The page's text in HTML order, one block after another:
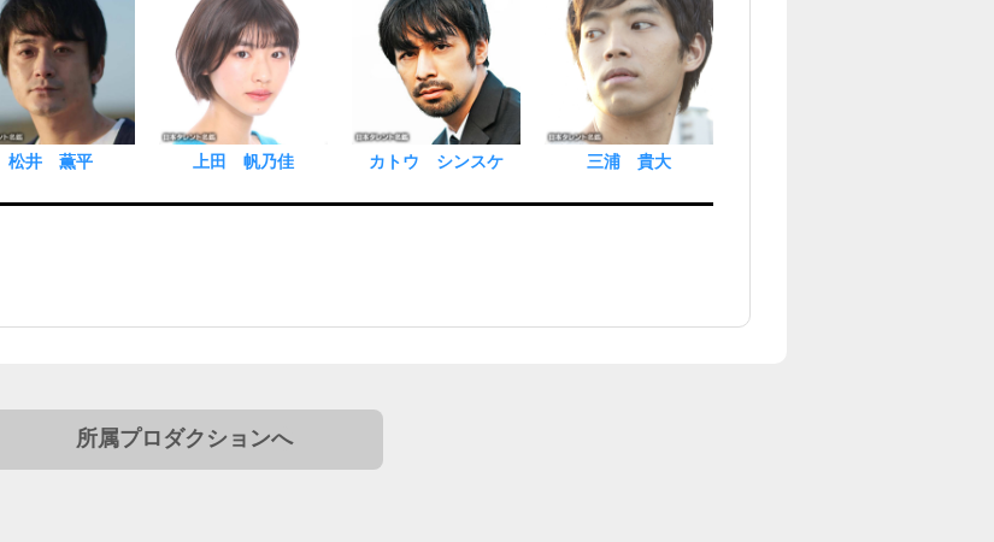
松井 薫平 上田 帆乃佳 カトウ シンスケ 三浦 貴大
所属プロダクションへ